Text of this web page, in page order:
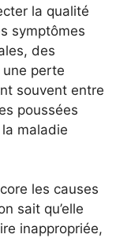
la qualité
symptômes
des
perte
souvent entre
poussées
maladie
les causes
sait qu’elle
inappropriée,